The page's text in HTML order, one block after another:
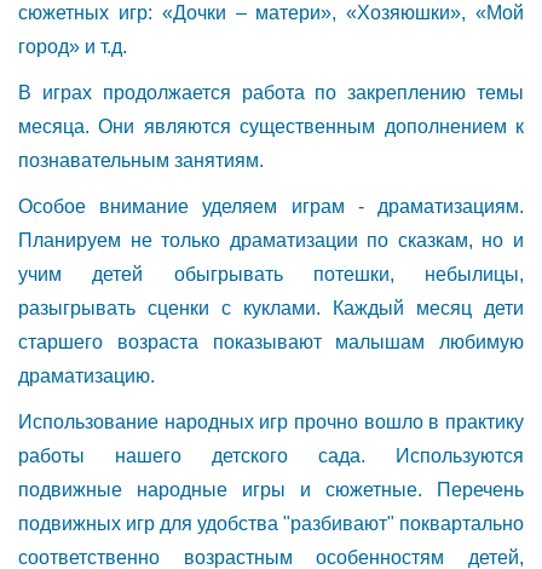
сюжетных игр: «Дочки – матери», «Хозяюшки», «Мой
город» и т.д.
В играх продолжается работа по закреплению темы
месяца. Они являются существенным дополнением к
познавательным занятиям.
Особое внимание уделяем играм - драматизациям.
Планируем не только драматизации по сказкам, но и
учим детей обыгрывать потешки, небылицы,
разыгрывать сценки с куклами. Каждый месяц дети
старшего возраста показывают малышам любимую
драматизацию.
Использование народных игр прочно вошло в практику
работы нашего детского сада. Используются
подвижные народные игры и сюжетные. Перечень
подвижных игр для удобства "разбивают" поквартально
соответственно возрастным особенностям детей,